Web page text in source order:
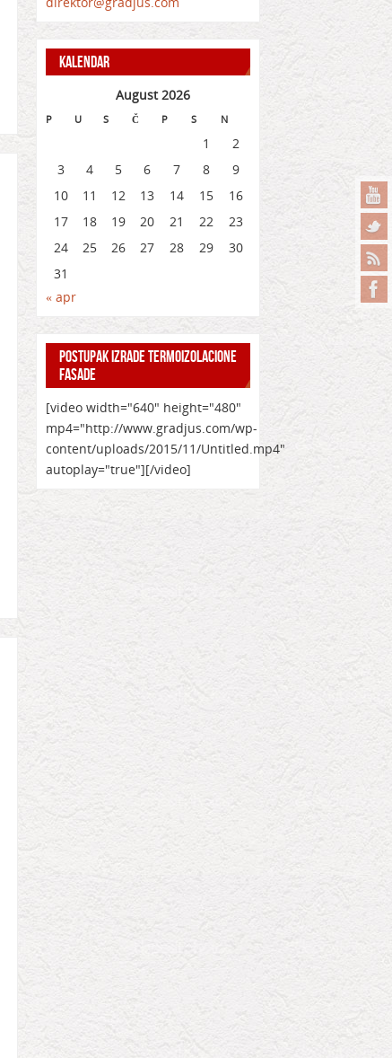
KALENDAR
August 2026
P U S Č P S N
« apr
1
2
3
4 5 6 7 8
9
10
11 12 13 14 15
16
17
18 19 20 21 22
23
24
25 26 27 28 29
30
31
POSTUPAK IZRADE TERMOIZOLACIONE
FASADE
[video width="640" height="480"
mp4="http://www.gradjus.com/wp-
content/uploads/2015/11/Untitled.mp4"
autoplay="true"][/video]